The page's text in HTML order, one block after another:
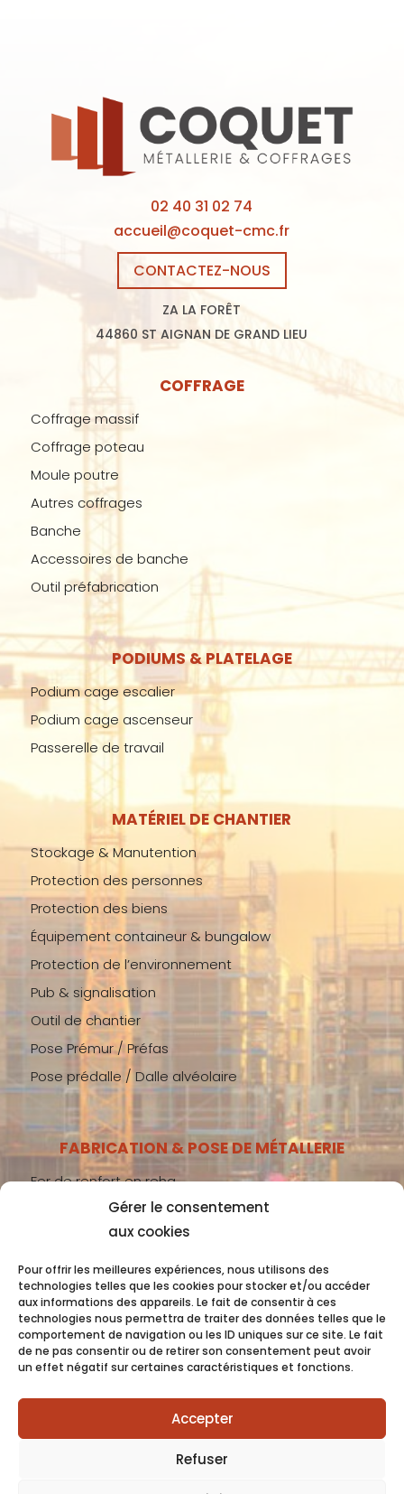
Gérer le consentement
aux cookies
Pour offrir les meilleures expériences, nous utilisons des
technologies telles que les cookies pour stocker et/ou accéder
aux informations des appareils. Le fait de consentir à ces
technologies nous permettra de traiter des données telles que le
comportement de navigation ou les ID uniques sur ce site. Le fait
de ne pas consentir ou de retirer son consentement peut avoir
un effet négatif sur certaines caractéristiques et fonctions.
Accepter
Refuser
02 40 31 02 74
accueil@coquet-cmc.fr
CONTACTEZ-NOUS
ZA LA FORÊT
44860 ST AIGNAN DE GRAND LIEU
COFFRAGE
Coffrage massif
Coffrage poteau
Moule poutre
Autres coffrages
Banche
Accessoires de banche
Outil préfabrication
PODIUMS & PLATELAGE
Podium cage escalier
Podium cage ascenseur
Passerelle de travail
MATÉRIEL DE CHANTIER
Stockage & Manutention
Protection des personnes
Protection des biens
Équipement containeur & bungalow
Protection de l’environnement
Pub & signalisation
Outil de chantier
Pose Prémur / Préfas
Pose prédalle / Dalle alvéolaire
FABRICATION & POSE DE MÉTALLERIE
Fer de renfort en reha
Métallerie gros-œuvre
Métallerie second-œuvre
Métallerie industrie
Coquet 2022 -Mentions Légales- Conception
OC COM’UNIQUE